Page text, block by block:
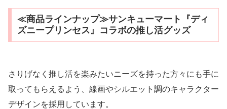
≪商品ラインナップ≫サンキューマート『ディ
ズニープリンセス』コラボの推し活グッズ
さりげなく推し活を楽みたいニーズを持った方々にも手に
取ってもらえるよう、線画やシルエット調のキャラクター
デザインを採用しています。